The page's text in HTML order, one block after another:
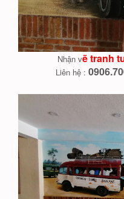
Nhận vẽ tranh
Liên hệ :